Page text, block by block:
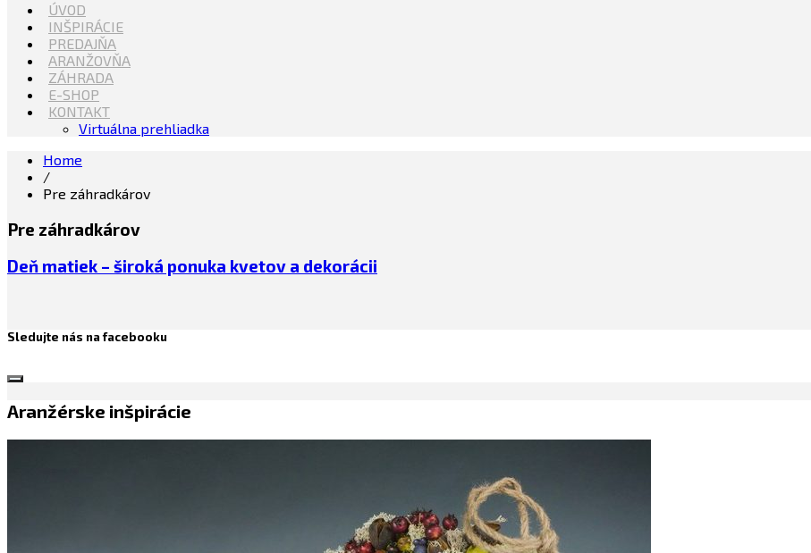
Florasystem Žilina
Kvety, Sviečky, dekorácie, Záhrada
ÚVOD
INŠPIRÁCIE
PREDAJŇA
ARANŽOVŇA
ZÁHRADA
E-SHOP
KONTAKT
Virtuálna prehliadka
Home
/
Pre záhradkárov
Pre záhradkárov
Deň matiek – široká ponuka kvetov a dekorácii
Sledujte nás na facebooku
Aranžérske inšpirácie